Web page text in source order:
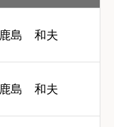
鹿島 和夫
鹿島 和夫